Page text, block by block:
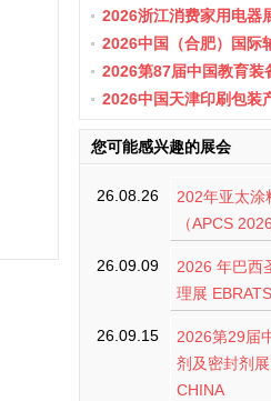
37届中国家电交易会（
2026浙江消费家用电器
波)国际电子消费品及家
2026中国（合肥）国际
展览会
2026第87届中国教育装
办
2026中国天津印刷包装
您可能感兴趣的展会
26.08.26
202年亚太涂
（APCS
26.09.09
2026 年巴西
理展
26.09.15
2026第29届
剂及密封剂
CHINA